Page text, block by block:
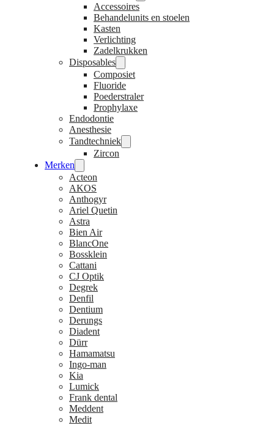
Accessoires
Behandelunits en stoelen
Kasten
Verlichting
Zadelkrukken
Disposables
Composiet
Fluoride
Poederstraler
Prophylaxe
Endodontie
Anesthesie
Tandtechniek
Zircon
Merken
Acteon
AKOS
Anthogyr
Ariel Quetin
Astra
Bien Air
BlancOne
Bossklein
Cattani
CJ Optik
Degrek
Denfil
Dentium
Derungs
Diadent
Dürr
Hamamatsu
Ingo-man
Kia
Lumick
Frank dental
Meddent
Medit